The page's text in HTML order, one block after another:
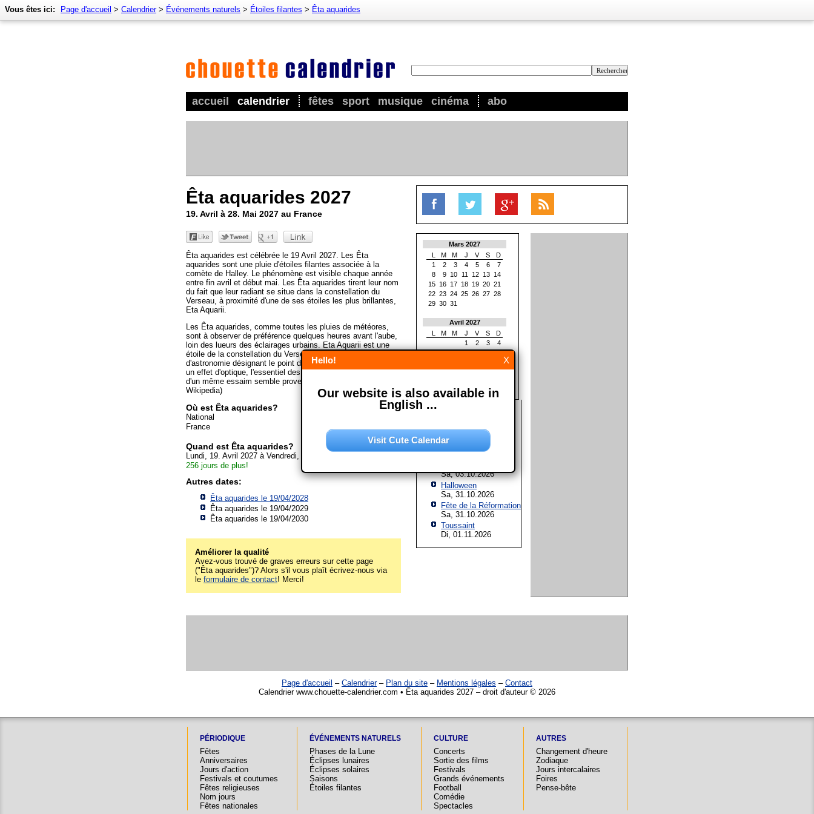
accueil calendrier fêtes sport musique cinéma abo
Vous êtes ici: Page d'accueil > Calendrier> Événements naturels > Étoiles filantes > Êta aquarides
Êta aquarides 2027
19. Avril à 28. Mai 2027 au France
Êta aquarides est célébrée le 19 Avril 2027. Les Êta
aquarides sont une pluie d'étoiles filantes associée à la
comète de Halley. Le phénomène est visible chaque année
entre fin avril et début mai. Les Êta aquarides tirent leur nom
du fait que leur radiant se situe dans la constellation du
Verseau, à proximité d'une de ses étoiles les plus brillantes,
Eta Aquarii.
Les Êta aquarides, comme toutes les pluies de météores,
sont à observer de préférence quelques heures avant l'aube,
loin des lueurs des éclairages urbains. Eta Aquarii est une
étoile de la constellation du Verseau. Radiant est un terme
d'astronomie désignant le point de la voûte céleste d'où, par
un effet d'optique, l'essentiel des "étoiles filantes" provenant
d'un même essaim semble provenir. (Avec matériel de la
Wikipedia)
Où est Êta aquarides?
National
France
Quand est Êta aquarides?
Lundi, 19. Avril 2027 à Vendredi, 28. Mai 2027
256 jours de plus!
Autres dates:
Êta aquarides le 19/04/2028
Êta aquarides le 19/04/2029
Êta aquarides le 19/04/2030
Améliorer la qualité
Avez-vous trouvé de graves erreurs sur cette page
("Êta aquarides")? Alors s'il vous plaît écrivez-nous via
le formulaire de contact! Merci!
Mars 2027
L
M M J V S
D
1
2 3 4 5 6
7
8
9 10 11 12 13 14
15 16 17 18 19 20 21
22 23 24 25 26 27 28
29 30 31
Avril 2027
L
M M J V S
D
1
2 3
4
5
6 7 8 9 10 11
19 20 21 22 23 24 25
Les prochaines fêtes et
Assomption de Marie
Sa, 15.08.2026
Sa, 03.10.2026
Halloween
Sa, 31.10.2026
Fête de la Réformation
Sa, 31.10.2026
Toussaint
Di, 01.11.2026
Page d'accueil – Calendrier– Plan du site – Mentions légales – Contact
Calendrier www.chouette-calendrier.com • Êta aquarides 2027 – droit d'auteur © 2026
PÉRIODIQUE
Fêtes
Anniversaires
Jours d'action
Festivals et coutumes
Fêtes religieuses
Nom jours
Fêtes nationales
ÉVÉNEMENTS NATURELS
Phases de la Lune
Éclipses lunaires
Éclipses solaires
Saisons
Étoiles filantes
CULTURE
Concerts
Sortie des films
Festivals
Grands événements
Football
Comédie
Spectacles
AUTRES
Changement d'heure
Zodiaque
Jours intercalaires
Foires
Pense-bête
X
Hello!
Our website is also available in
English ...
Visit Cute Calendar